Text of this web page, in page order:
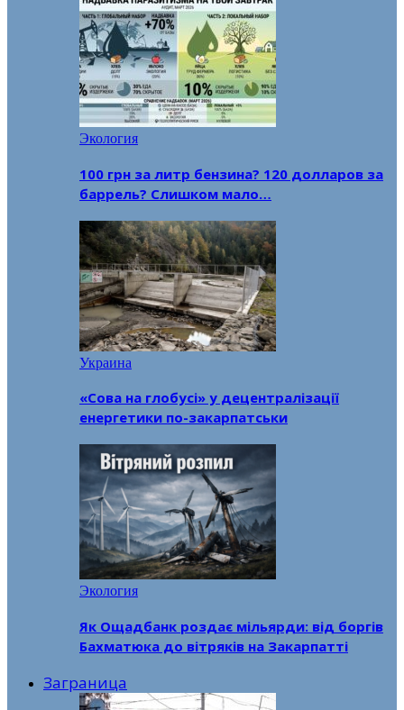
Экология
100 грн за литр бензина? 120 долларов за
баррель? Слишком мало…
Украина
«Сова на глобусі» у децентралізації
енергетики по-закарпатськи
Экология
Як Ощадбанк роздає мільярди: від боргів
Бахматюка до вітряків на Закарпатті
Заграница